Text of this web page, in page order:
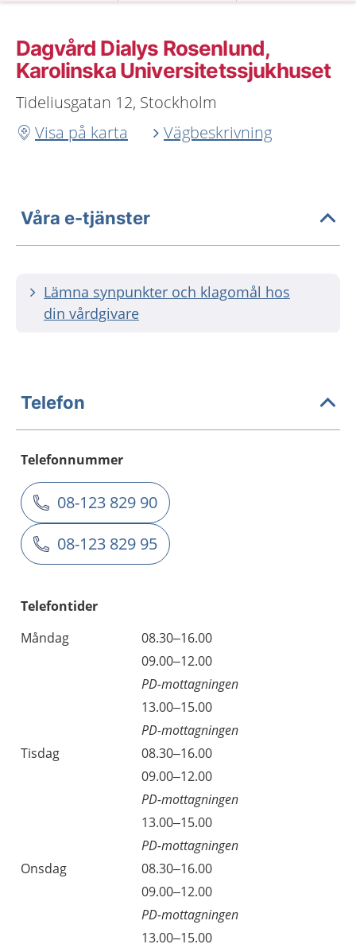
Dagvård Dialys Rosenlund,
Karolinska Universitetssjukhuset
Tideliusgatan 12, Stockholm
Visa på karta
Vägbeskrivning
Våra e-tjänster
Lämna synpunkter och klagomål hos
din vårdgivare
Telefon
Telefonnummer
08-123 829 90
08-123 829 95
Telefontider
Måndag
08.30–16.00
09.00–12.00
PD-mottagningen
13.00–15.00
PD-mottagningen
Tisdag
08.30–16.00
09.00–12.00
PD-mottagningen
13.00–15.00
PD-mottagningen
Onsdag
08.30–16.00
09.00–12.00
PD-mottagningen
13.00–15.00